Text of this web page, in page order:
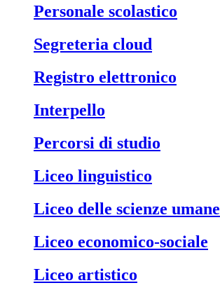
personale scolastico
segreteria cloud
registro elettronico
interpello
percorsi di studio
liceo linguistico
liceo delle scienze umane
liceo economico-sociale
liceo artistico